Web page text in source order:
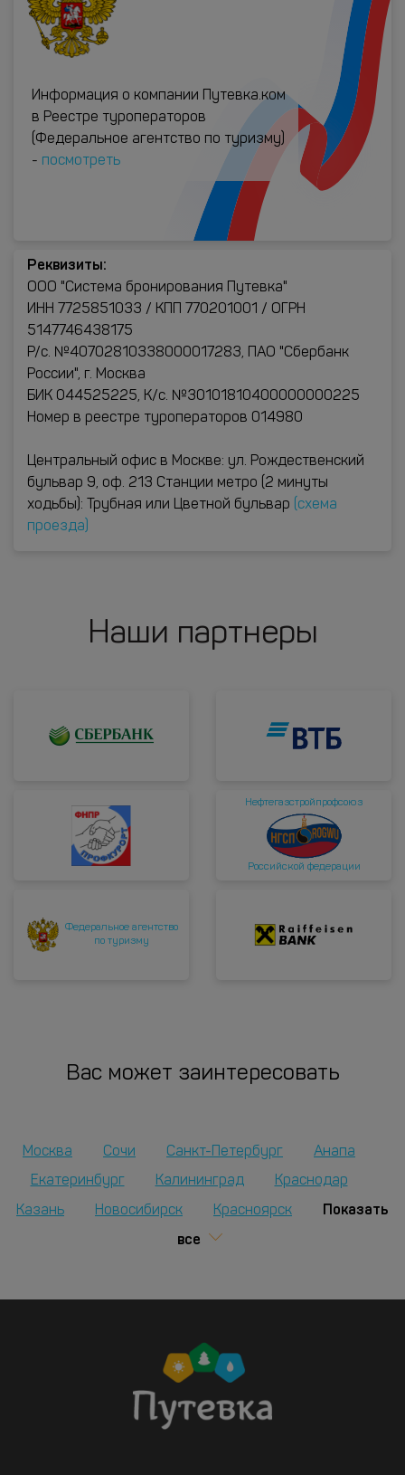
Информация о компании Путевка.ком
в Реестре туроператоров
(Федеральное агентство по туризму)
- посмотреть
Реквизиты:
ООО "Система бронирования Путевка"
ИНН 7725851033 / КПП 770201001 / ОГРН
5147746438175
Р/с. №40702810338000017283, ПАО "Сбербанк
России", г. Москва
БИК 044525225, К/с. №30101810400000000225
Номер в реестре туроператоров 014980
Центральный офис в Москве: ул. Рождественский
бульвар 9, оф. 213 Станции метро (2 минуты
ходьбы): Трубная или Цветной бульвар
(схема
проезда)
Наши партнеры
Нефтегазстройпрофсоюз
Российской федерации
Федеральное агентство
по туризму
Вас может заинтересовать
Москва Сочи Санкт-Петербург
Анапа
Екатеринбург
Калининград Краснодар
Казань Новосибирск Красноярск
Показать
все